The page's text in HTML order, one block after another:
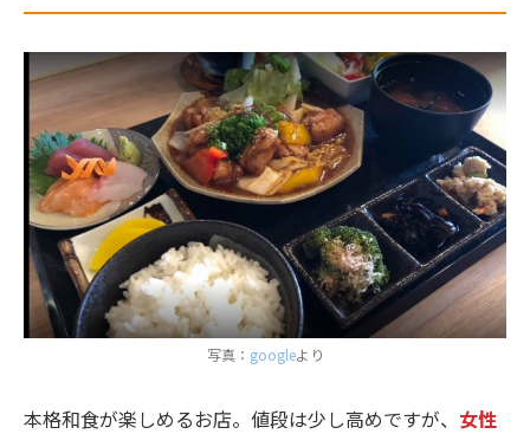
写真： googleより
本格和食が楽しめるお店。値段は少し高めですが、 女性